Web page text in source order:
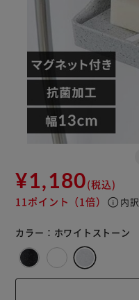
¥1,180(税込)
11ポイント （1倍） info 内訳
カラー： ホワイトストーン